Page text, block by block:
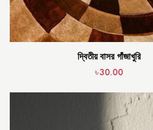
দ্বিতীয় বাসর গাঁজাখুরি
৳30.00